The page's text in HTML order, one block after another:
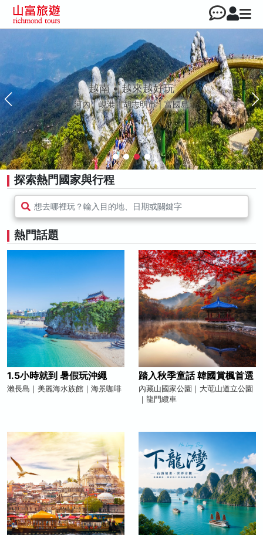
走進浪漫文明，飽覽絕色美景
瑞士｜義大利｜北歐｜西葡 | 東歐 | 荷比盧
探索熱門國家與行程
想去哪裡玩？輸入目的地、日期或關鍵字
熱門話題
1.5小時就到 暑假玩沖繩
瀨長島｜美麗海水族館｜海景咖啡
踏入秋季童話 韓國賞楓首選
內藏山國家公園｜大芚山道立公園
｜龍門纜車